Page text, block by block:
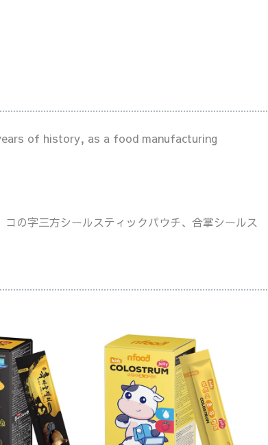
of history, as a food manufacturing
の字三方シールスティックパウチ、合掌シールス